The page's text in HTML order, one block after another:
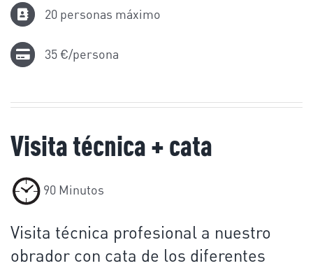
20 personas máximo
35 €/persona
Visita técnica + cata
90 Minutos
Visita técnica profesional a nuestro
obrador con cata de los diferentes